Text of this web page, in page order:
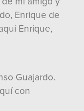
Enrique de
Enrique,
Guajardo.
con